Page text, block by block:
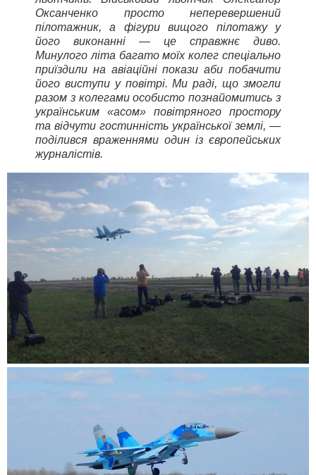
Оксанченко просто неперевершений
пілотажник, а фігури вищого пілотажу у
його виконанні — це справжнє диво.
Минулого літа багато моїх колег спеціально
приїздили на авіаційні покази аби побачити
його виступи у повітрі. Ми раді, що змогли
разом з колегами особисто познайомитись з
українським «асом» повітряного простору
та відчути гостинність української землі, —
поділився враженнями один із європейських
журналістів.